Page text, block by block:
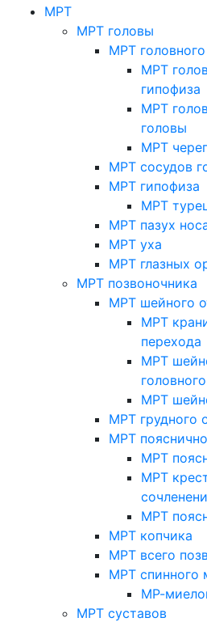
МРТ
МРТ головы
МРТ
МРТ
гипофиза
МРТ
головы
МРТ
МРТ сосудов
МРТ гипофиза
МРТ
МРТ пазух
МРТ уха
МРТ глазных
МРТ позвоночника
МРТ шейного
МРТ
перехода
МРТ
МРТ
МРТ грудного
МРТ
МРТ
МРТ
МРТ
МРТ копчика
МРТ всего
МРТ спинного
МР-
МРТ суставов